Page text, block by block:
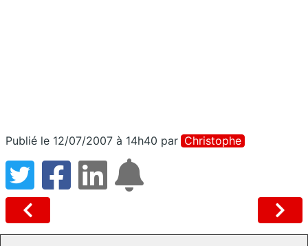
Publié le 12/07/2007 à 14h40 par Christophe